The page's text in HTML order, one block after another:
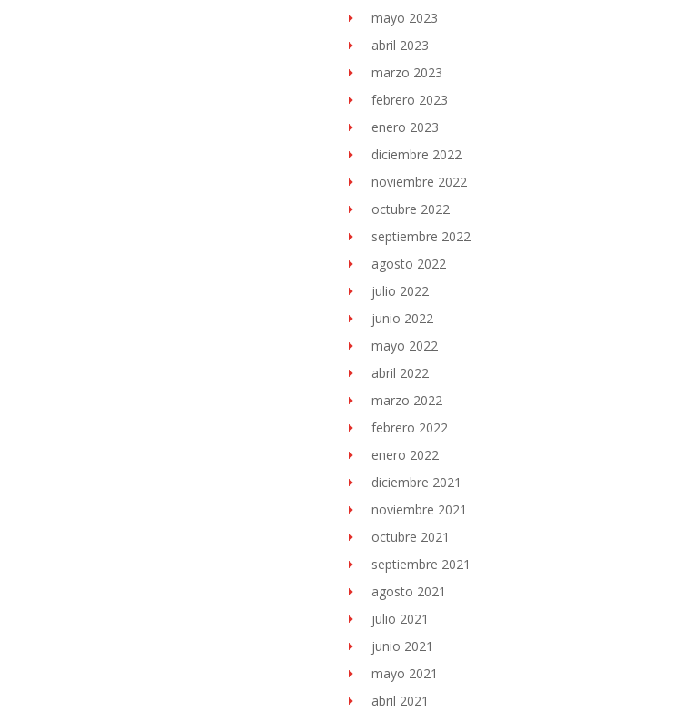
mayo 2023
abril 2023
marzo 2023
febrero 2023
enero 2023
diciembre 2022
noviembre 2022
octubre 2022
septiembre 2022
agosto 2022
julio 2022
junio 2022
mayo 2022
abril 2022
marzo 2022
febrero 2022
enero 2022
diciembre 2021
noviembre 2021
octubre 2021
septiembre 2021
agosto 2021
julio 2021
junio 2021
mayo 2021
abril 2021